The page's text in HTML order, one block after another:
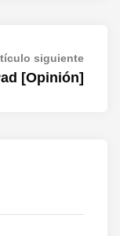
siguienteArtículo
[Opinión]